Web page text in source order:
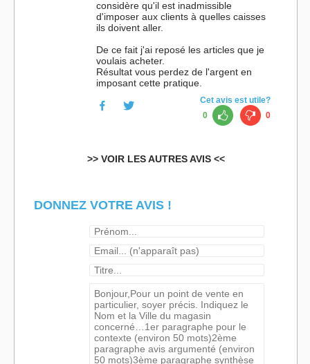
considère qu'il est inadmissible
d'imposer aux clients à quelles caisses
ils doivent aller.
De ce fait j'ai reposé les articles que je
voulais acheter.
Résultat vous perdez de l'argent en
imposant cette pratique.
Cet avis est utile?
0
0
>> VOIR LES AUTRES AVIS <<
DONNEZ VOTRE AVIS !